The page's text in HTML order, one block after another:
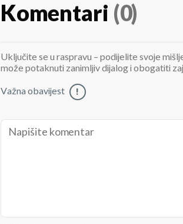
Komentari (0)
Uključite se u raspravu – podijelite svoje
može potaknuti zanimljiv dijalog i obogatiti
Važna obavijest !